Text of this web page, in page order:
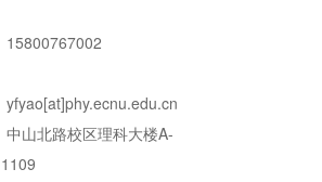
15800767002
yfyao[at]phy.ecnu.edu.cn
中山北路校区理科大楼A-
1109